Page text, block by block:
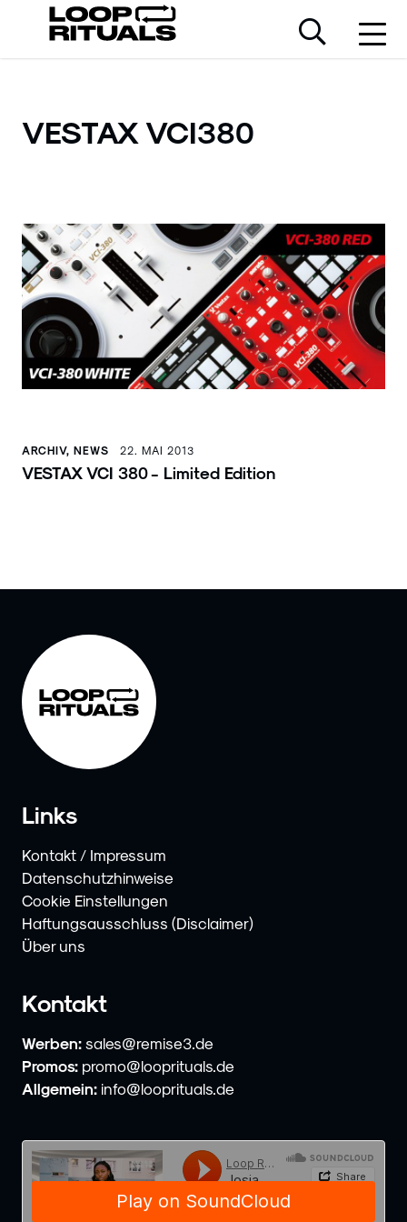
VESTAX VCI380
ARCHIV, NEWS 22. MAI 2013
VESTAX VCI 380 - Limited Edition
Links
Kontakt / Impressum
Datenschutzhinweise
Cookie Einstellungen
Haftungsausschluss (Disclaimer)
Über uns
Kontakt
Werben: sales@remise3.de
Promos: promo@looprituals.de
Allgemein: info@looprituals.de